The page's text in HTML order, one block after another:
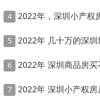
4 2022年，深圳小产权房
5 2022年 几十万的深
6 2022年 深圳商品房买不起， 选
7 2022年 深圳小产权房